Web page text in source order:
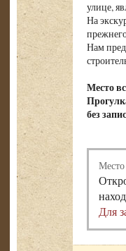
улице,
На
Нам
Место
без
Место
Для